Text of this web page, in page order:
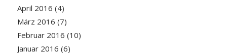
April 2016 (4)
März 2016 (7)
Februar 2016 (10)
Januar 2016 (6)